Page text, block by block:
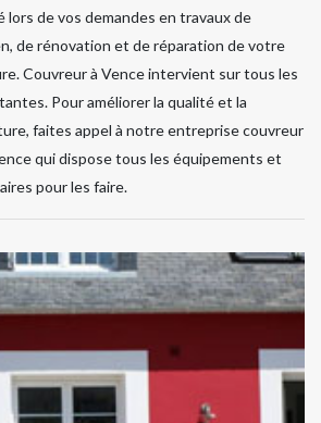
lors de vos demandes en travaux de
de rénovation et de réparation de votre
Couvreur à Vence intervient sur tous les
Pour améliorer la qualité et la
faites appel à notre entreprise couvreur
qui dispose tous les équipements et
pour les faire.